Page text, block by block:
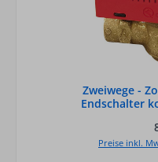
Zweiwege -
Endschalter
Preise inkl.